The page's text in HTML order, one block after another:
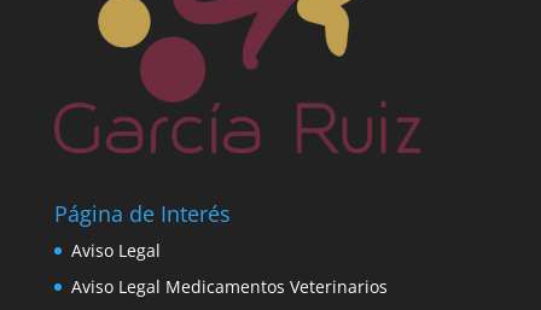
Página de Interés
Aviso Legal
Aviso Legal Medicamentos Veterinarios